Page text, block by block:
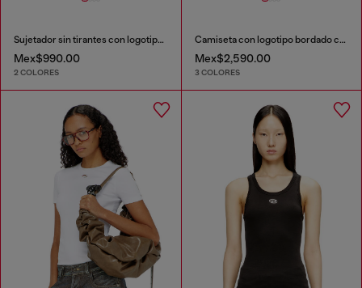
Sujetador sin tirantes con logotipo maxi
Mex$990.00
2 COLORES
Camiseta con logotipo bordado con abertura
Mex$2,590.00
3 COLORES